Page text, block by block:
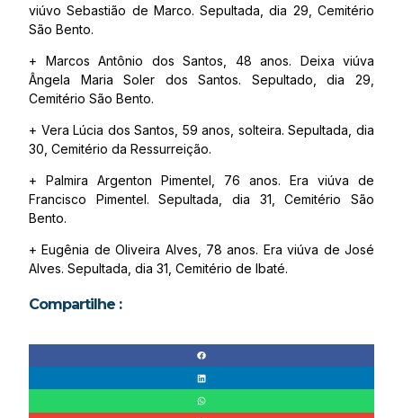
viúvo Sebastião de Marco. Sepultada, dia 29, Cemitério
São Bento.
+ Marcos Antônio dos Santos, 48 anos. Deixa viúva
Ângela Maria Soler dos Santos. Sepultado, dia 29,
Cemitério São Bento.
+ Vera Lúcia dos Santos, 59 anos, solteira. Sepultada, dia
30, Cemitério da Ressurreição.
+ Palmira Argenton Pimentel, 76 anos. Era viúva de
Francisco Pimentel. Sepultada, dia 31, Cemitério São
Bento.
+ Eugênia de Oliveira Alves, 78 anos. Era viúva de José
Alves. Sepultada, dia 31, Cemitério de Ibaté.
Compartilhe :